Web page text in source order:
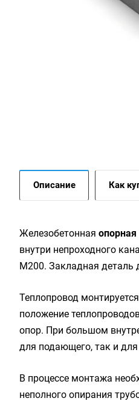
Описание Как
Железобетонная
внутри непроходного
М200. Закладная деталь
Теплопровод
положение
опор. При большом
для подающего, так и
В процессе монтажа
неполного опирания